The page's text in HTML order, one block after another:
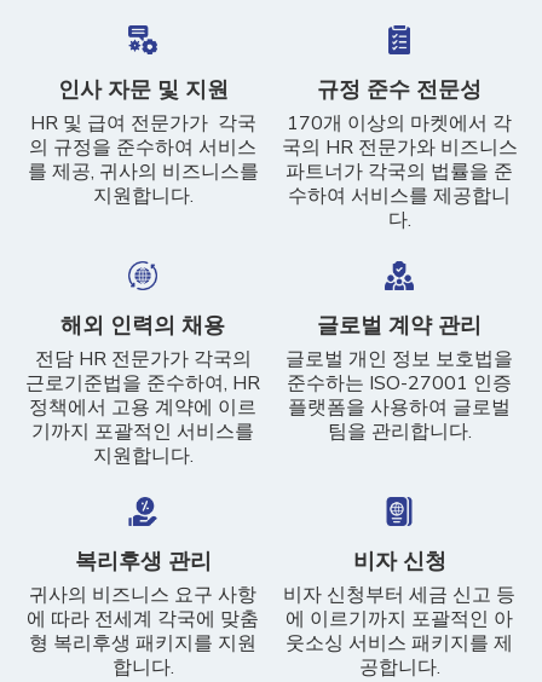
인사 자문 및 지원
HR 및 급여 전문가가 각국
의 규정을 준수하여 서비스
를 제공, 귀사의 비즈니스를
지원합니다.
규정 준수 전문성
170개 이상의 마켓에서 각
국의 HR 전문가와 비즈니스
파트너가 각국의 법률을 준
수하여 서비스를 제공합니
다.
해외 인력의 채용
전담 HR 전문가가 각국의
근로기준법을 준수하여, HR
정책에서 고용 계약에 이르
기까지 포괄적인 서비스를
지원합니다.
글로벌 계약 관리
글로벌 개인 정보 보호법을
준수하는 ISO-27001 인증
플랫폼을 사용하여 글로벌
팀을 관리합니다.
복리후생 관리
귀사의 비즈니스 요구 사항
에 따라 전세계 각국에 맞춤
형 복리후생 패키지를 지원
합니다.
비자 신청
비자 신청부터 세금 신고 등
에 이르기까지 포괄적인 아
웃소싱 서비스 패키지를 제
공합니다.